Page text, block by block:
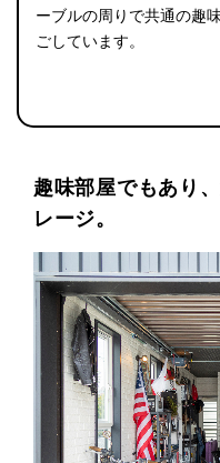
ーブルの周りで共通の趣
ごしています。
趣味部屋でもあり
レージ。